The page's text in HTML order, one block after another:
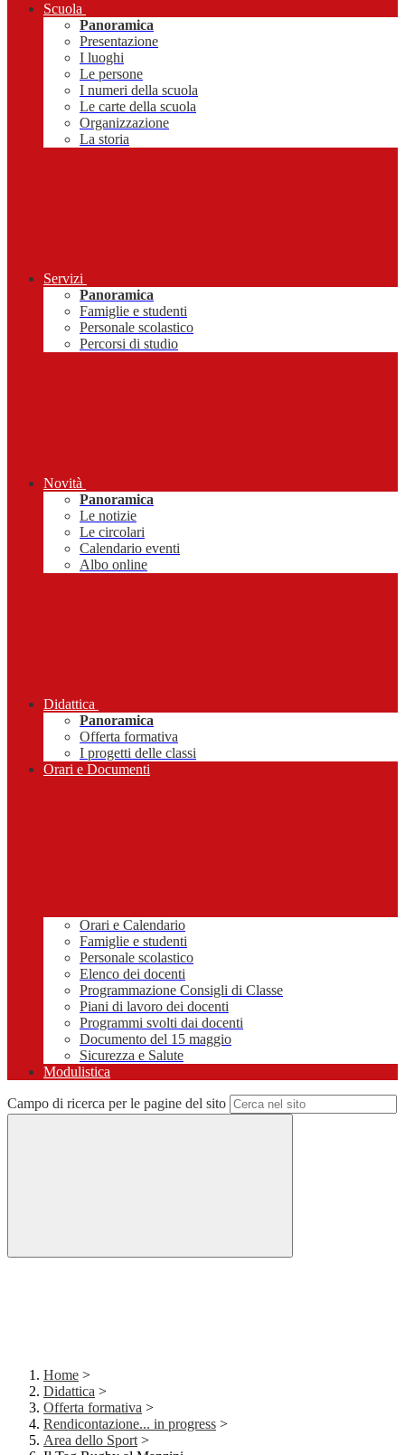
Scuola
Panoramica
Presentazione
I luoghi
Le persone
I numeri della scuola
Le carte della scuola
Organizzazione
La storia
Servizi
Panoramica
Famiglie e studenti
Personale scolastico
Percorsi di studio
Novità
Panoramica
Le notizie
Le circolari
Calendario eventi
Albo online
Didattica
Panoramica
Offerta formativa
I progetti delle classi
Orari e Documenti
Orari e Calendario
Famiglie e studenti
Personale scolastico
Elenco dei docenti
Programmazione Consigli di Classe
Piani di lavoro dei docenti
Programmi svolti dai docenti
Documento del 15 maggio
Sicurezza e Salute
Modulistica
Campo di ricerca per le pagine del sito
Home >
Didattica >
Offerta formativa >
Rendicontazione... in progress >
Area dello Sport >